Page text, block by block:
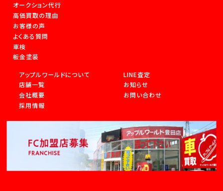
オークション代行
高価買取の理由
お客様の声
よくある質問
車検
板金塗装
アップルワールドについて
店舗一覧
会社概要
採用情報
LINE査定
お知らせ
お問い合わせ